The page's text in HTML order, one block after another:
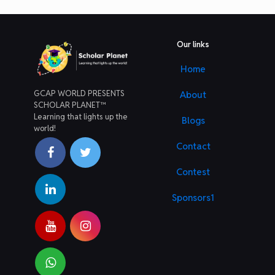
GCAP WORLD PRESENTS
SCHOLAR PLANET™
Learning that lights up the
world!
Our links
Home
About
Blogs
Contact
Contest
Sponsors1